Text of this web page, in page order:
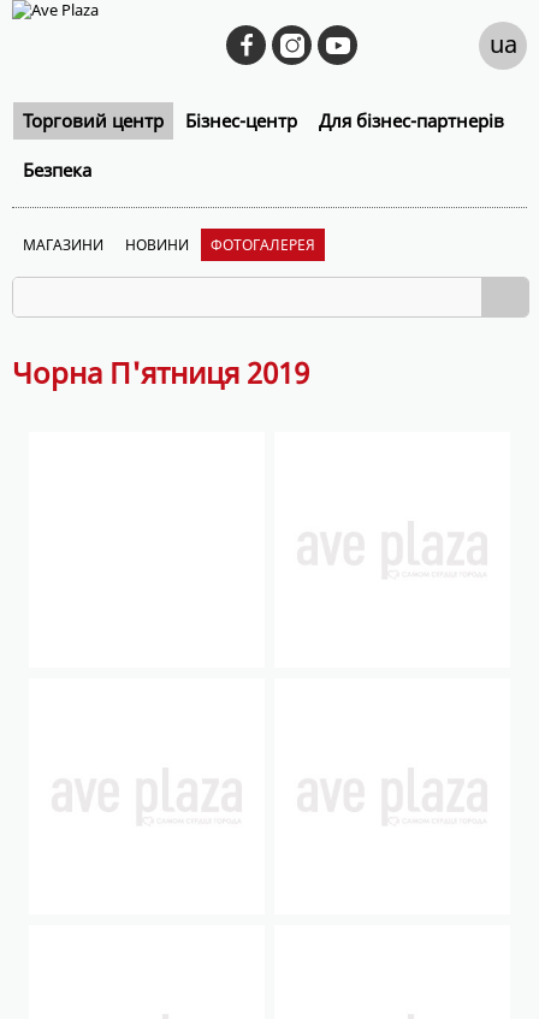
Торговий центр Бізнес-центр Для бізнес-партнерів
Безпека
ua
МАГАЗИНИ НОВИНИ ФОТОГАЛЕРЕЯ
Чорна П'ятниця 2019